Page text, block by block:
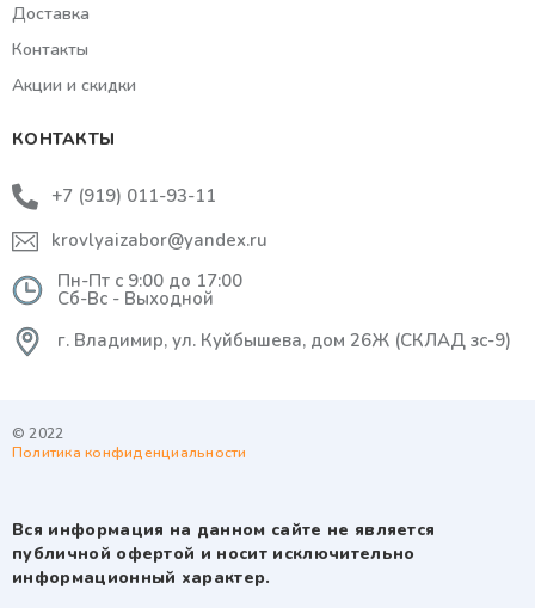
Доставка
Контакты
Акции и скидки
КОНТАКТЫ
+7 (919) 011-93-11
krovlyaizabor@yandex.ru
Пн-Пт с 9:00 до 17:00
Сб-Вс - Выходной
г. Владимир, ул. Куйбышева, дом 26Ж (СКЛАД зс-9)
© 2022
Политика конфиденциальности
Вся информация на данном сайте не является
публичной офертой и носит исключительно
информационный характер.